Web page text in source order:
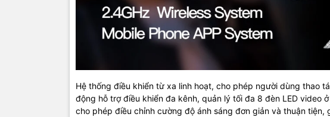
Hệ thống điều khiển từ xa linh hoạt, cho phép người dùng thao
động hỗ trợ điều khiển đa kênh, quản lý tối đa 8 đèn LED video
cho phép điều chỉnh cường độ ánh sáng đơn giản và thuận